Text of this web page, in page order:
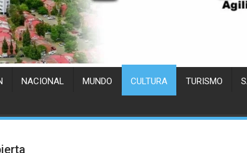
NACIONAL MUNDO CULTURA TURISMO